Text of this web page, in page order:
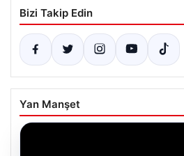
Bizi Takip Edin
Yan Manşet